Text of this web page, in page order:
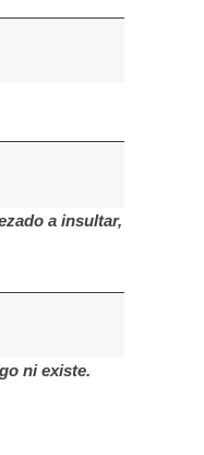
a insultar,
ni existe.